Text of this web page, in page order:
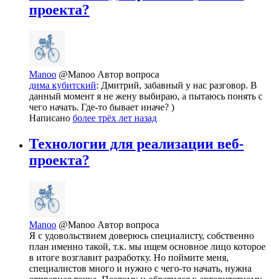
проекта?
Manoo @Manoo Автор вопроса
дима кубитский: Дмитрий, забавный у нас разговор. В
данный момент я не жену выбираю, а пытаюсь понять с
чего начать. Где-то бывает иначе? )
Написано более трёх лет назад
Технологии для реализации веб-
проекта?
Manoo @Manoo Автор вопроса
Я с удовольствием доверюсь специалисту, собственно
план именно такой, т.к. мы ищем основное лицо которое
в итоге возглавит разработку. Но поймите меня,
специалистов много и нужно с чего-то начать, нужна